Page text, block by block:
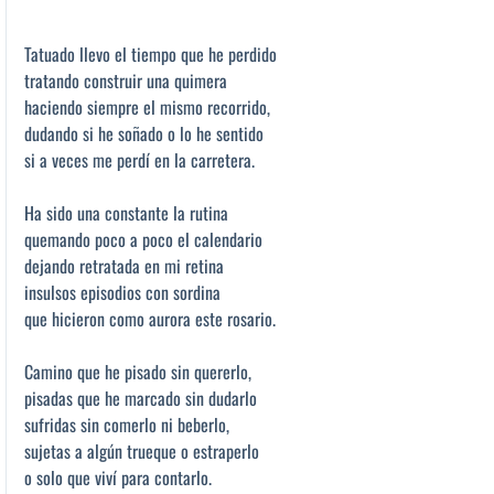
Tatuado llevo el tiempo que he perdido
tratando construir una quimera
haciendo siempre el mismo recorrido,
dudando si he soñado o lo he sentido
si a veces me perdí en la carretera.
Ha sido una constante la rutina
quemando poco a poco el calendario
dejando retratada en mi retina
insulsos episodios con sordina
que hicieron como aurora este rosario.
Camino que he pisado sin quererlo,
pisadas que he marcado sin dudarlo
sufridas sin comerlo ni beberlo,
sujetas a algún trueque o estraperlo
o solo que viví para contarlo.